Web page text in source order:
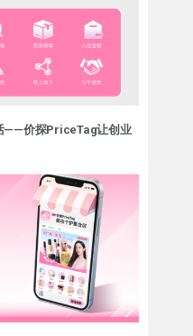
——价探PriceTag让创业